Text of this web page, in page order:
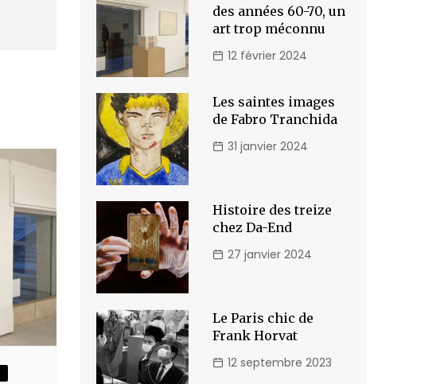
des années 60-70, un
art trop méconnu
12 février 2024
Les saintes images
de Fabro Tranchida
31 janvier 2024
Histoire des treize
chez Da-End
27 janvier 2024
Le Paris chic de
Frank Horvat
12 septembre 2023